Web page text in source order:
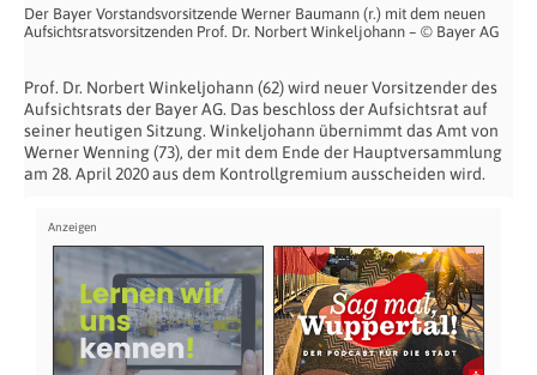
Der Bayer Vorstandsvorsitzende Werner Baumann (r.) mit dem neuen
Aufsichtsratsvorsitzenden Prof. Dr. Norbert Winkeljohann – © Bayer AG
Prof. Dr. Norbert Winkeljohann (62) wird neuer Vorsitzender des
Aufsichtsrats der Bayer AG. Das beschloss der Aufsichtsrat auf
seiner heutigen Sitzung. Winkeljohann übernimmt das Amt von
Werner Wenning (73), der mit dem Ende der Hauptversammlung
am 28. April 2020 aus dem Kontrollgremium ausscheiden wird.